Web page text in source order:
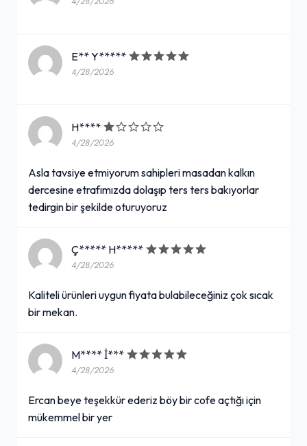
E** Y*****
4/28/2026
H****
4/28/2026
Asla tavsiye etmiyorum sahipleri masadan kalkın
dercesine etrafımızda dolaşıp ters ters bakıyorlar
tedirgin bir şekilde oturuyoruz
Ç***** H*****
4/28/2026
Kaliteli ürünleri uygun fiyata bulabileceğiniz çok sıcak
bir mekan.
M**** İ***
4/28/2026
Ercan beye teşekkür ederiz böy bir cofe açtığı için
mükemmel bir yer